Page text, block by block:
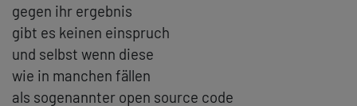
gegen ihr ergebnis
gibt es keinen einspruch
und selbst wenn diese
wie in manchen fällen
als sogenannter open source code